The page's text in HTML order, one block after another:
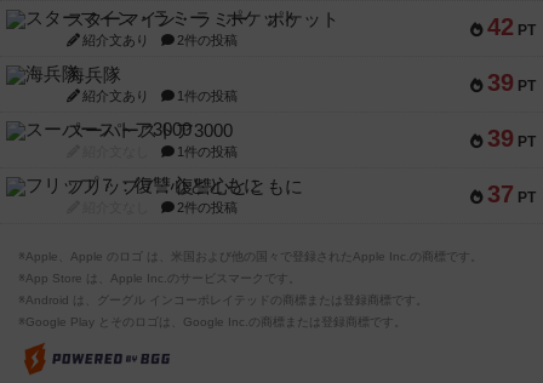
42 PT
スターマイン・ラミー ポケット
紹介文あり 2件の投稿
39 PT
海兵隊
紹介文あり 1件の投稿
39 PT
スーパーストア3000
1件の投稿
37 PT
フリップ７：復讐心とともに
2件の投稿
※Apple、Apple のロゴ は、米国および他の国々で登録されたApple Inc.の商標です。
※App Store は、Apple Inc.のサービスマークです。
※Android は、グーグル インコーポレイテッドの商標または登録商標です。
※Google Play とそのロゴは、Google Inc.の商標または登録商標です。